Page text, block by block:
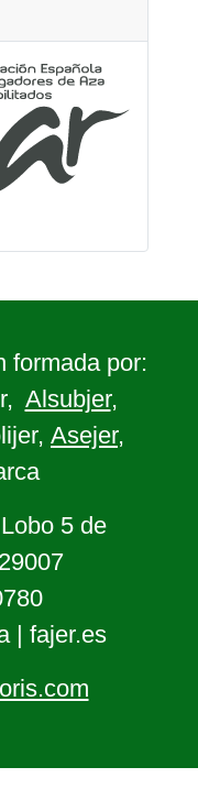
formada por:
Alsubjer,
Asejer,
5 de
| fajer.es